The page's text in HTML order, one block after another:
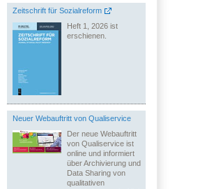
Zeitschrift für Sozialreform
Heft 1, 2026 ist
erschienen.
Neuer Webauftritt von Qualiservice
Der neue Webauftritt
von Qualiservice ist
online und informiert
über Archivierung und
Data Sharing von
qualitativen